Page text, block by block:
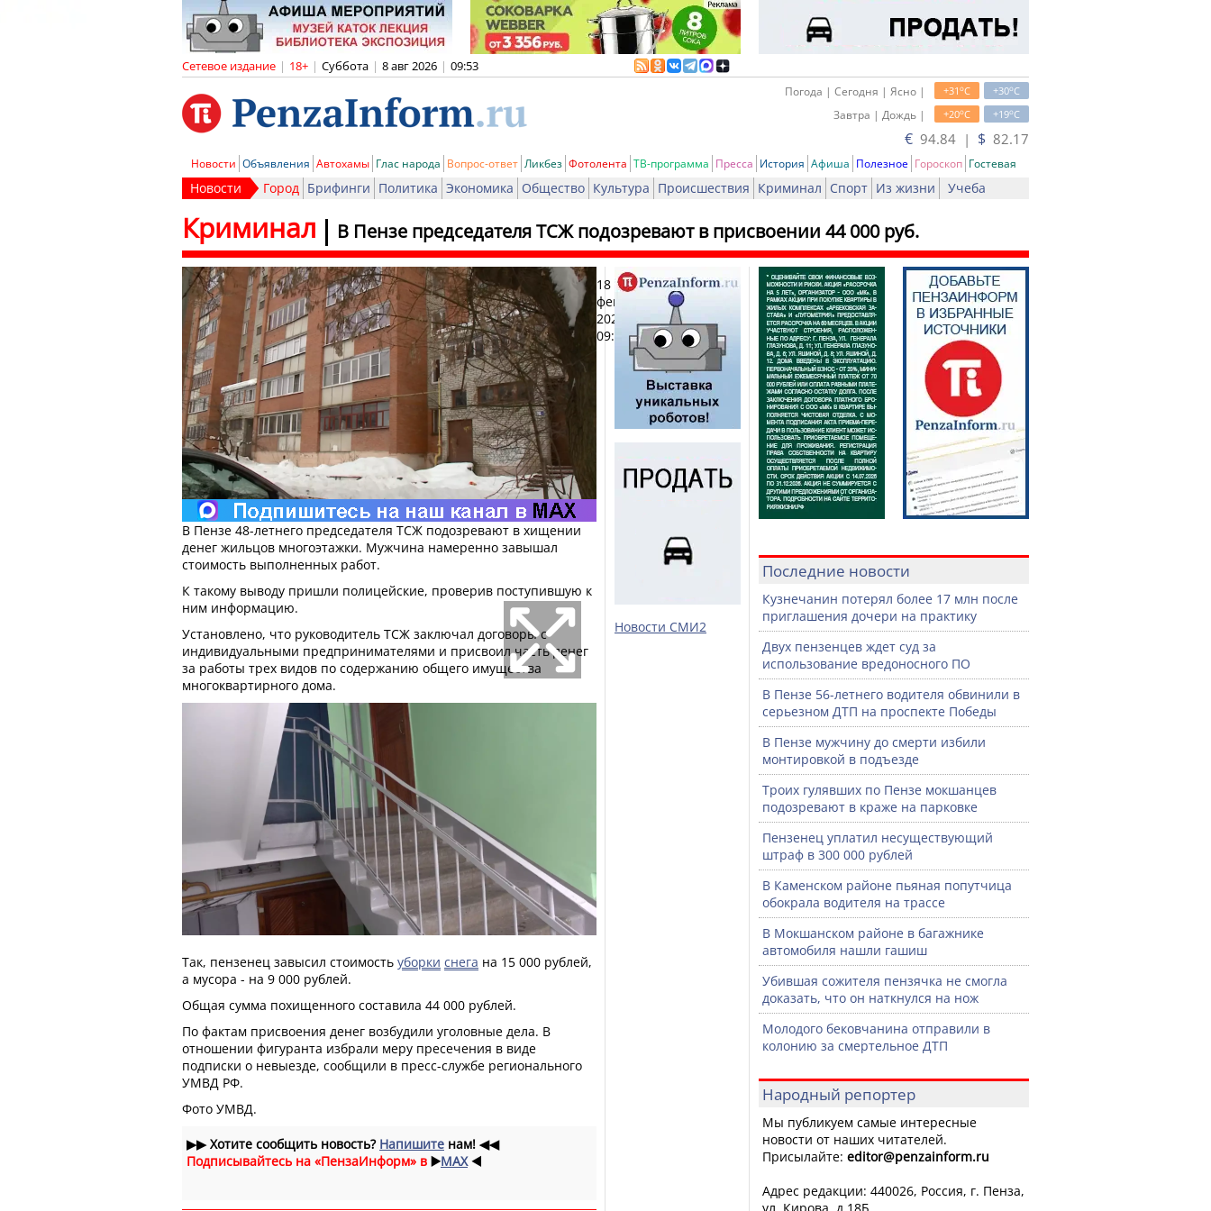
Сетевое издание | 18+ | Суббота | 8 авг 2026 | 09:53
+30oC
+31oC
Погода | Сегодня | Ясно |
+19oC
+20oC
Завтра | Дождь |
€ 94.84 | $ 82.17
Новости Объявления Автохамы Глас народа Вопрос-ответ Ликбез Фотолента ТВ-программа Пресса История Афиша Полезное Гороскоп Гостевая
Новости Город Брифинги Политика Экономика Общество Культура Происшествия Криминал Спорт Из жизни Учеба
В Пензе председателя ТСЖ подозревают в присвоении 44 000 руб.
Криминал
18
февраля
2026,
09:07
Печать
В Пензе 48-летнего председателя ТСЖ подозревают в хищении
денег жильцов многоэтажки. Мужчина намеренно завышал
стоимость выполненных работ.
К такому выводу пришли полицейские, проверив поступившую к
ним информацию.
Установлено, что руководитель ТСЖ заключал договоры с
индивидуальными предпринимателями и присвоил часть денег
за работы трех видов по содержанию общего имущества
многоквартирного дома.
Так, пензенец завысил стоимость уборки снега на 15 000 рублей,
а мусора - на 9 000 рублей.
Общая сумма похищенного составила 44 000 рублей.
По фактам присвоения денег возбудили уголовные дела. В
отношении фигуранта избрали меру пресечения в виде
подписки о невыезде, сообщили в пресс-службе регионального
УМВД РФ.
Фото УМВД.
▶▶Хотите сообщить новость? Напишите нам! ◀◀
Подписывайтесь на «ПензаИнформ» в ▶️MAX ◀️
Новости СМИ2
Последние новости
Кузнечанин потерял более 17 млн после
приглашения дочери на практику
Двух пензенцев ждет суд за
использование вредоносного ПО
В Пензе 56-летнего водителя обвинили в
серьезном ДТП на проспекте Победы
В Пензе мужчину до смерти избили
монтировкой в подъезде
Троих гулявших по Пензе мокшанцев
подозревают в краже на парковке
Пензенец уплатил несуществующий
штраф в 300 000 рублей
В Каменском районе пьяная попутчица
обокрала водителя на трассе
В Мокшанском районе в багажнике
автомобиля нашли гашиш
Убившая сожителя пензячка не смогла
доказать, что он наткнулся на нож
Молодого бековчанина отправили в
колонию за смертельное ДТП
Народный репортер
Мы публикуем самые интересные
новости от наших читателей.
Присылайте: editor@penzainform.ru
Адрес редакции: 440026, Россия, г. Пенза,